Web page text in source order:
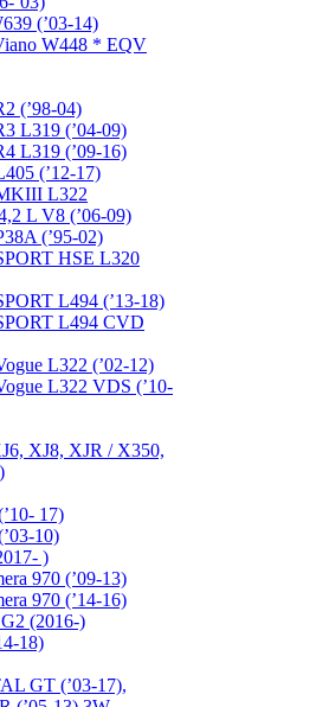
(’03-14)
W448 * EQV
(’98-04)
L319 (’04-09)
L319 (’09-16)
(’12-17)
L322
L V8 (’06-09)
(’95-02)
HSE L320
L494 (’13-18)
L494 CVD
L322 (’02-12)
L322 VDS (’10-
XJ8, XJR / X350,
17)
10)
)
970 (’09-13)
970 (’14-16)
(2016-)
18)
GT (’03-17),